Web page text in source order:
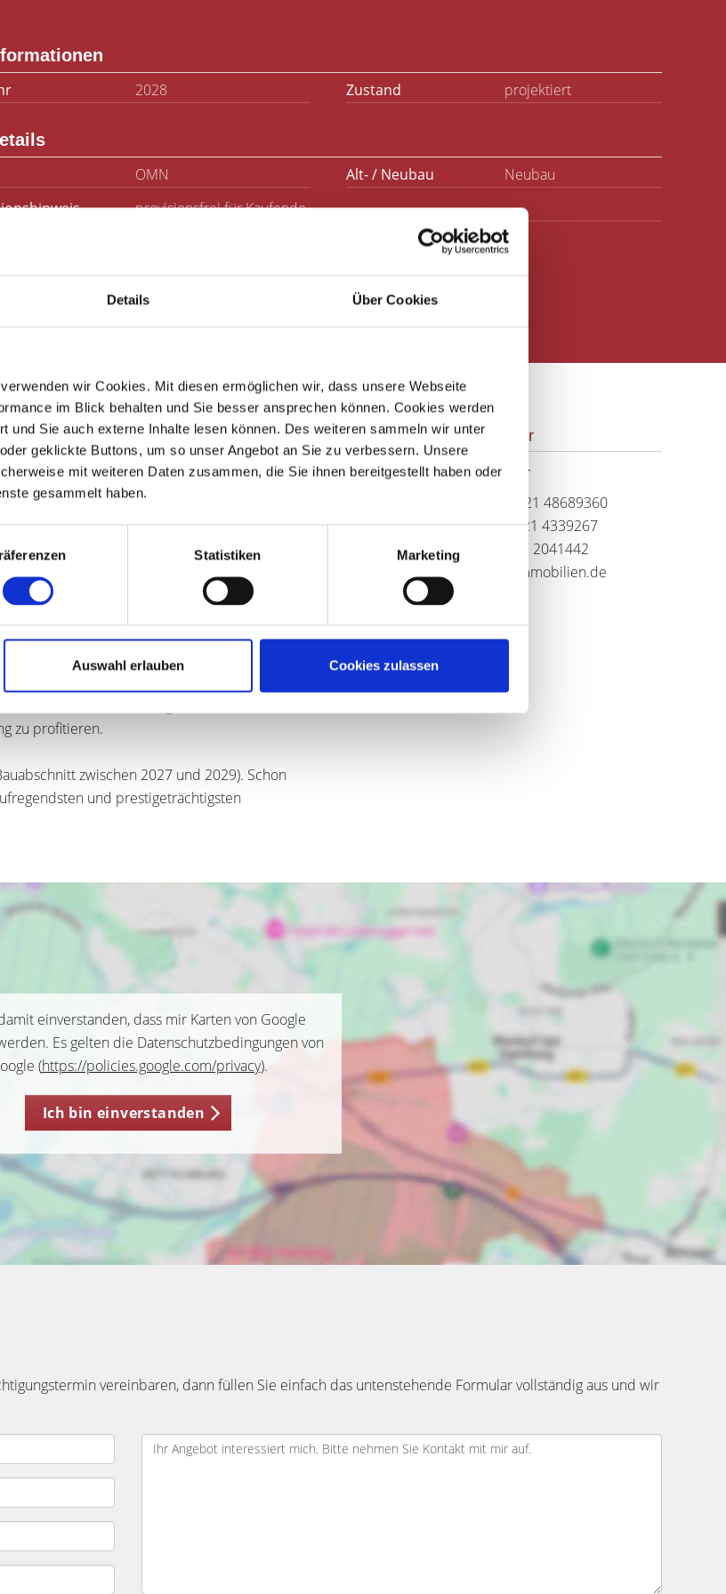
Details Über Cookies
wir Cookies. Mit diesen ermöglichen wir, dass unsere Webseite
im Blick behalten und Sie besser ansprechen können. Cookies werden
und Sie auch externe Inhalte lesen können. Des weiteren sammeln wir unter
geklickte Buttons, um so unser Angebot an Sie zu verbessern. Unsere
mit weiteren Daten zusammen, die Sie ihnen bereitgestellt haben oder
gesammelt haben.
Statistiken Marketing
Auswahl erlauben Cookies zulassen
2028 Zustand projektiert
OMN Alt- / Neubau
Neubau
provisionsfrei für Kaufende
in einer der exklusivsten Adressen der
hier hochwertige Eigentumswohnungen, die
von Marriott verbinden.
mit großzügigen Grundrissen von ca.
und verfügt über private Balkone
Klippen oder den angrenzenden
Käufern volle Besitzrechte
Vorteile, sowie die Möglichkeit, von
zu profitieren.
zwischen 2027 und 2029). Schon
und prestigeträchtigsten
Ansprechpartner
Frau Ute Anthuber
Telefon: +49 (0) 821 48689360
Telefax: +49 (0) 821 4339267
Mobil: +49 (0) 177 2041442
info@anthuber-immobilien.de
einverstanden, dass mir Karten von Google
Es gelten die Datenschutzbedingungen von
(https://policies.google.com/privacy).
Ich bin einverstanden
vereinbaren, dann füllen Sie einfach das untenstehende Formular vollständig aus und wir